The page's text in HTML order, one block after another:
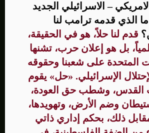
– الاسرائيلي الجديد
ما الذي قدمه ترامب لنا
قدم لنا حلاً، هو في الحقيقة،
بل هو إعلان حرب، تشنها
المتحدة على شعبنا وحقوقه
الإسرائيلي. «حل» يقوم
وشطب حق العودة،
وضم الأرض، وتهويدها،
ذلك، بحكم إداري ذاتي